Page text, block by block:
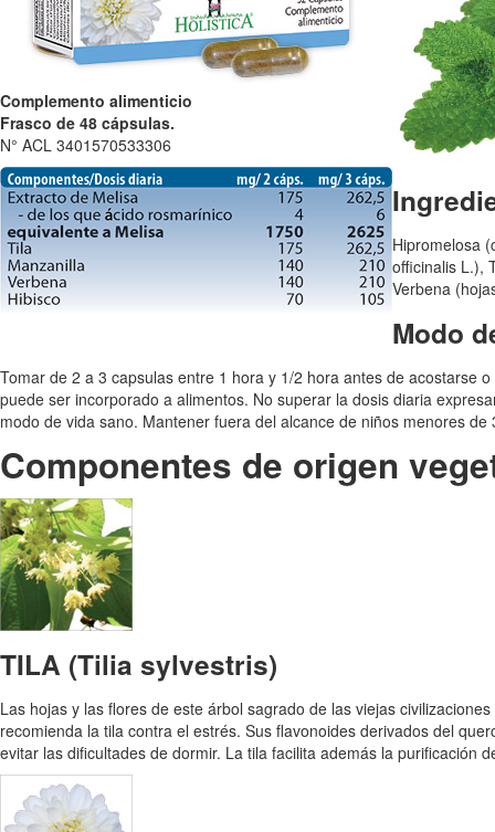
Complemento alimenticio
Frasco de 48 cápsulas.
N° ACL 3401570533306
Hipromelosa
officinalis L.),
Verbena
Modo
Tomar de 2 a 3 capsulas entre 1 hora y 1/2 hora antes de acostarse
puede ser incorporado a alimentos. No superar la dosis diaria
modo de vida sano. Mantener fuera del alcance de niños menores de
Componentes de origen
TILA (Tilia sylvestris)
Las hojas y las flores de este árbol sagrado de las viejas
recomienda la tila contra el estrés. Sus flavonoides derivados del
evitar las dificultades de dormir. La tila facilita además la purificación